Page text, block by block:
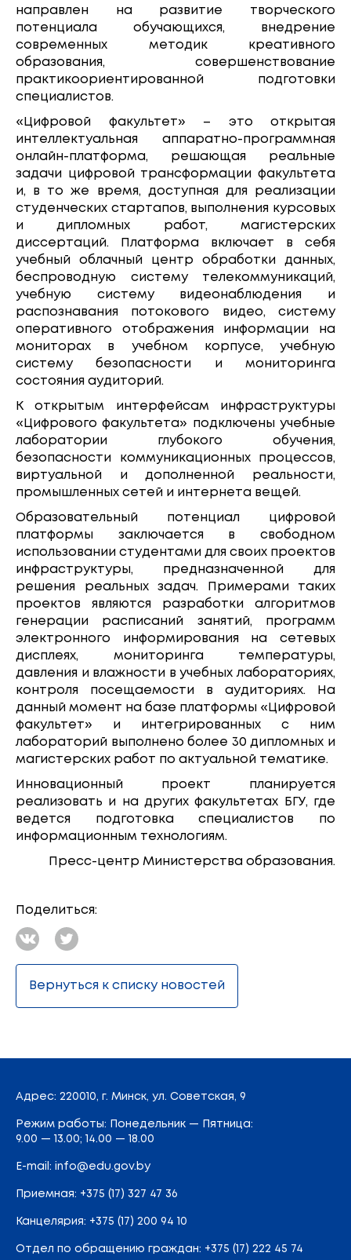
направлен на развитие творческого
потенциала обучающихся, внедрение
современных методик креативного
образования, совершенствование
практикоориентированной подготовки
специалистов.
«Цифровой факультет» – это открытая
интеллектуальная аппаратно-программная
онлайн-платформа, решающая реальные
задачи цифровой трансформации факультета
и, в то же время, доступная для реализации
студенческих стартапов, выполнения курсовых
и дипломных работ, магистерских
диссертаций. Платформа включает в себя
учебный облачный центр обработки данных,
беспроводную систему телекоммуникаций,
учебную систему видеонаблюдения и
распознавания потокового видео, систему
оперативного отображения информации на
мониторах в учебном корпусе, учебную
систему безопасности и мониторинга
состояния аудиторий.
К открытым интерфейсам инфраструктуры
«Цифрового факультета» подключены учебные
лаборатории глубокого обучения,
безопасности коммуникационных процессов,
виртуальной и дополненной реальности,
промышленных сетей и интернета вещей.
Образовательный потенциал цифровой
платформы заключается в свободном
использовании студентами для своих проектов
инфраструктуры, предназначенной для
решения реальных задач. Примерами таких
проектов являются разработки алгоритмов
генерации расписаний занятий, программ
электронного информирования на сетевых
дисплеях, мониторинга температуры,
давления и влажности в учебных лабораториях,
контроля посещаемости в аудиториях. На
данный момент на базе платформы «Цифровой
факультет» и интегрированных с ним
лабораторий выполнено более 30 дипломных и
магистерских работ по актуальной тематике.
Инновационный проект планируется
реализовать и на других факультетах БГУ, где
ведется подготовка специалистов по
информационным технологиям.
Пресс-центр Министерства образования.
Поделиться:
Вернуться к списку новостей
Адрес: 220010, г. Минск, ул. Советская, 9
Режим работы: Понедельник — Пятница:
9.00 — 13.00; 14.00 — 18.00
E-mail: info@edu.gov.by
Приемная: +375 (17) 327 47 36
Канцелярия: +375 (17) 200 94 10
Отдел по обращению граждан: +375 (17) 222 45 74